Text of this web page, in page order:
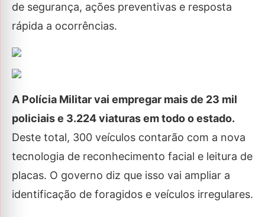
de segurança, ações preventivas e resposta
rápida a ocorrências.
A Polícia Militar vai empregar mais de 23 mil
policiais e 3.224 viaturas em todo o estado.
Deste total, 300 veículos contarão com a nova
tecnologia de reconhecimento facial e leitura de
placas. O governo diz que isso vai ampliar a
identificação de foragidos e veículos irregulares.